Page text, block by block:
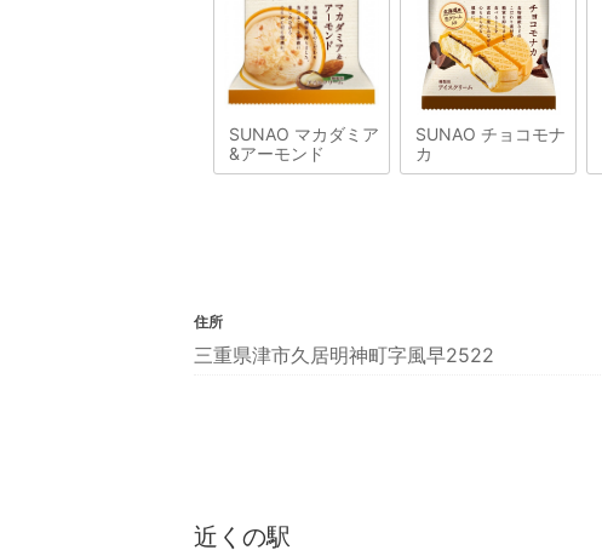
SUNAO マカダミア
&アーモンド
SUNAO チョコモナ
カ
住所
三重県津市久居明神町字風早2522
近くの駅